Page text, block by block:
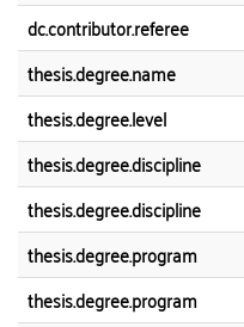
dc.contributor.referee
thesis.degree.name
thesis.degree.level
thesis.degree.discipline
thesis.degree.discipline
thesis.degree.program
thesis.degree.program